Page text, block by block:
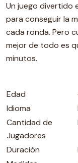
Un juego divertido
para conseguir la
cada ronda. Pero
mejor de todo es
minutos.
Edad
Idioma
Cantidad de
Jugadores
Duración